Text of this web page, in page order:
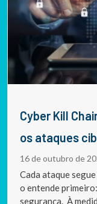
Cyber Kill Chain: entender para combater
os ataques
16 de outubro de
Cada ataque
o entende
segurança. À